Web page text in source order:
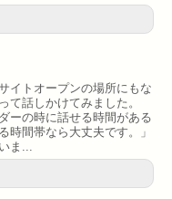
イトオープンの場所にもな
て話しかけてみました。
ーの時に話せる時間がある
時間帯なら大丈夫です。」
ま...